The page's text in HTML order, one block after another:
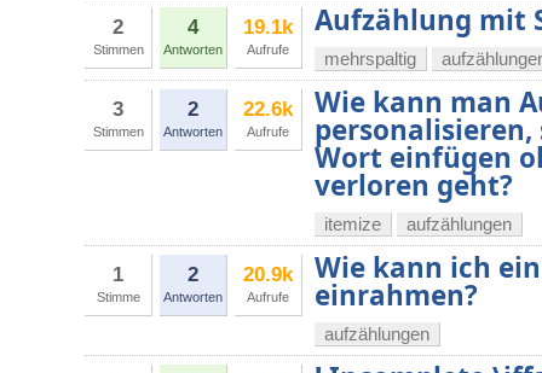
2
Stimmen
4
Antworten
19.1k
Aufrufe
Aufzählung mit
mehrspaltig
3
Stimmen
2
Antworten
22.6k
Aufrufe
Wie kann man
Wort einfügen
verloren geht?
itemize aufzählungen
1
Stimme
2
Antworten
20.9k
Aufrufe
Wie kann ich
einrahmen?
aufzählungen